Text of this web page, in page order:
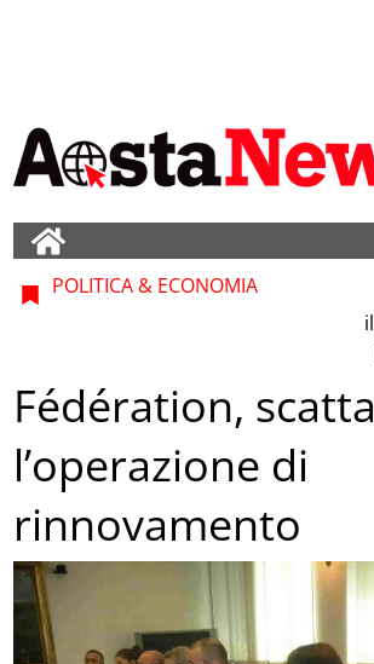
POLITICA & ECONOMIA
il
Fédération, scatta
l’operazione di
rinnovamento